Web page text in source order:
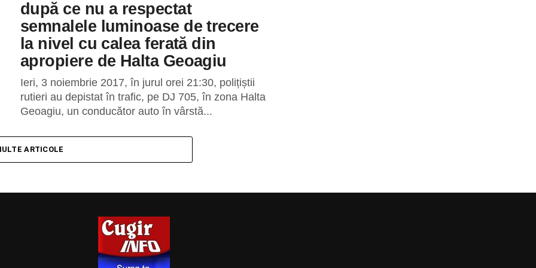
după ce nu a respectat
semnalele luminoase de trecere
la nivel cu calea ferată din
apropiere de Halta Geoagiu
Ieri, 3 noiembrie 2017, în jurul orei 21:30, polițiștii
rutieri au depistat în trafic, pe DJ 705, în zona Halta
Geoagiu, un conducător auto în vârstă...
ARTICOLE